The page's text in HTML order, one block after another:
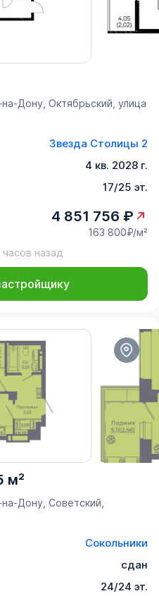
Дону, Октябрьский, улица
Звезда Столицы 2
4 кв. 2028 г.
17/25 эт.
4 851 756 ₽
163 800₽/м²
часов назад
м²
Дону, Советский,
Сокольники
сдан
24/24 эт.